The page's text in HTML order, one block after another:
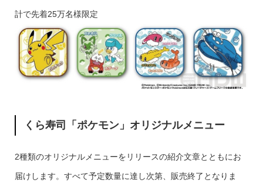
計で先着25万名様限定
くら寿司「ポケモン」オリジナルメニュー
2種類のオリジナルメニューをリリースの紹介文章とともにお
届けします。すべて予定数量に達し次第、販売終了となりま